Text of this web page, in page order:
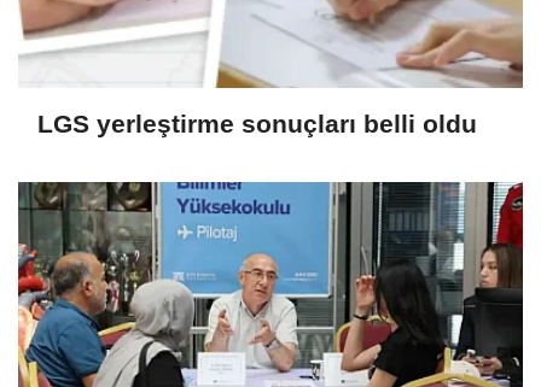
LGS yerleştirme sonuçları belli oldu